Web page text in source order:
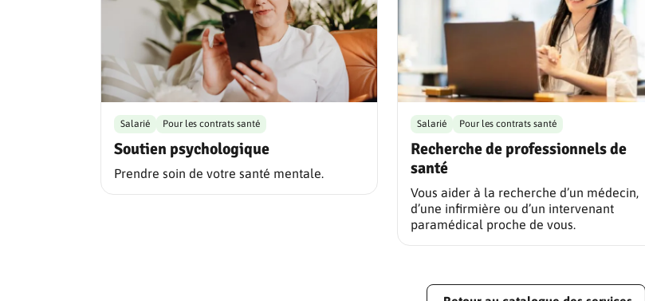
Soutien psychologique
Salarié Pour les contrats santé
Prendre soin de votre santé mentale.
Recherche de professionnels de
santé
Salarié Pour les contrats santé
Vous aider à la recherche d’un médecin,
d’une infirmière ou d’un intervenant
paramédical proche de vous.